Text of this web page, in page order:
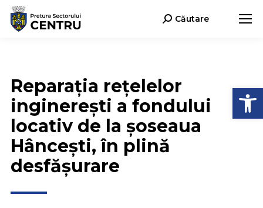
Search:Căutare
Reparația rețelelor
inginerești a fondului
locativ de la șoseaua
Hâncești, în plină
desfășurare